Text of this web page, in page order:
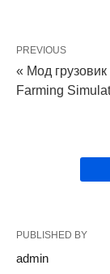
PREVIOUS
« Мод
Farming
PUBLISHED BY
admin